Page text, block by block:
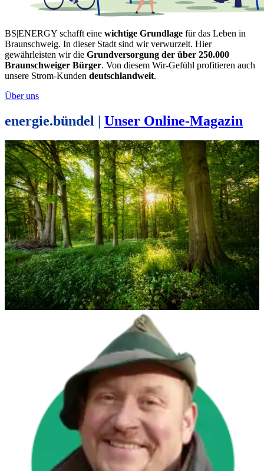
BS|ENERGY schafft eine wichtige Grundlage für das Leben in
Braunschweig. In dieser Stadt sind wir verwurzelt. Hier
gewährleisten wir die Grundversorgung der über 250.000
Braunschweiger Bürger. Von diesem Wir-Gefühl profitieren auch
unsere Strom-Kunden deutschlandweit.
Über uns
energie.bündel | Unser Online-Magazin